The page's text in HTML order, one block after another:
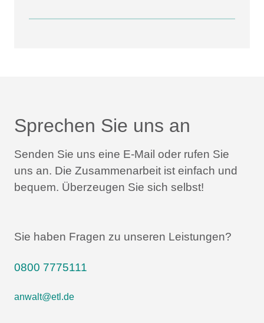
Sprechen Sie uns an
Senden Sie uns eine E-Mail oder rufen Sie
uns an. Die Zusammenarbeit ist einfach und
bequem. Überzeugen Sie sich selbst!
Sie haben Fragen zu unseren Leistungen?
0800 7775111
anwalt@etl.de